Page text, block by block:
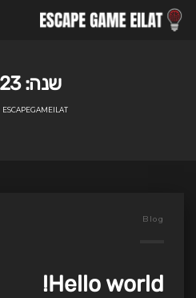
Skip
שנה:
ESCAPEGAMEILAT
Blog
Hello world!